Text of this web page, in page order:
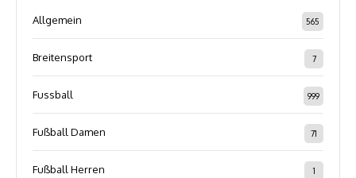
Allgemein 565
Breitensport 7
Fussball 999
Fußball Damen 71
Fußball Herren 1